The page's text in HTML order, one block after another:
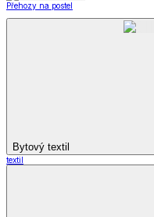
Přehozy na postel
Bytový textil
textil